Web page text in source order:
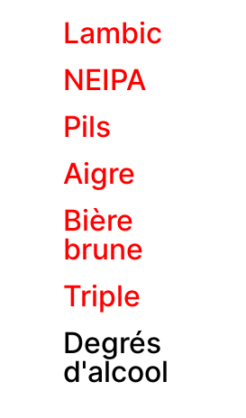
Lambic
NEIPA
Pils
Aigre
Bière
brune
Triple
Degrés
d'alcool